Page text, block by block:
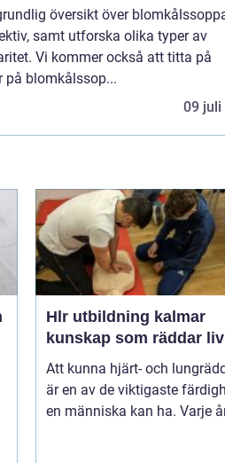
översikt över
samt utforska olika typer av
Vi kommer också att titta på
blomkålssop...
09 juli
Hlr utbildning kalmar
kunskap som räddar liv
Att kunna hjärt- och
är en av de viktigaste
en människa kan ha. Varje